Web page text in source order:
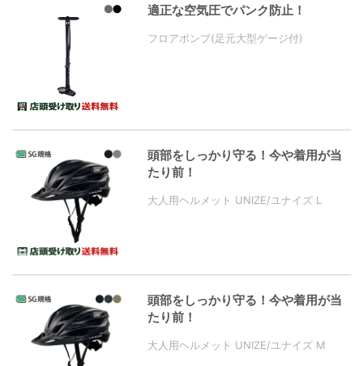
適正な空気圧でパンク防止！
フロアポンプ(足元大型ゲージ付)
頭部をしっかり守る！今や着用が当
たり前！
大人用ヘルメット UNIZE/ユナイズ L
頭部をしっかり守る！今や着用が当
たり前！
大人用ヘルメット UNIZE/ユナイズ M